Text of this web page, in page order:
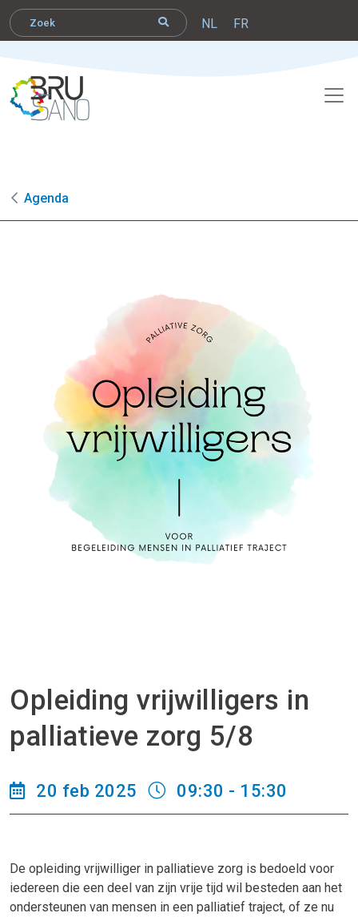
NL FR
Agenda
Opleiding vrijwilligers in
palliatieve zorg 5/8
20 feb 2025 09:30 - 15:30
De opleiding vrijwilliger in palliatieve zorg is bedoeld voor
iedereen die een deel van zijn vrije tijd wil besteden aan het
ondersteunen van mensen in een palliatief traject, of ze nu